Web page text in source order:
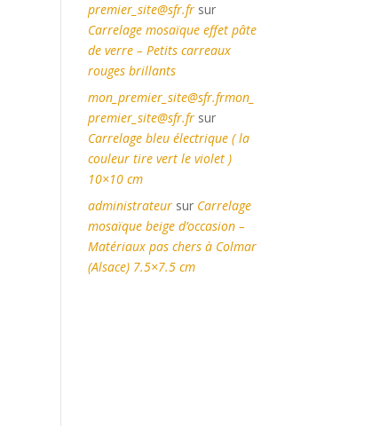
premier_site@sfr.fr sur
Carrelage mosaïque effet pâte
de verre – Petits carreaux
rouges brillants
mon_premier_site@sfr.frmon_
premier_site@sfr.fr sur
Carrelage bleu électrique ( la
couleur tire vert le violet )
10×10 cm
administrateur sur Carrelage
mosaïque beige d’occasion –
Matériaux pas chers à Colmar
(Alsace) 7.5×7.5 cm